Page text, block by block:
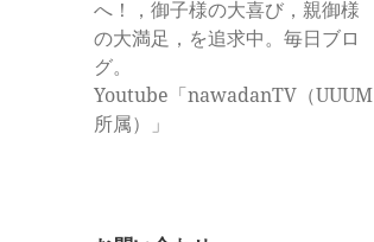
へ！，御子様の大喜び，親御様
の大満足，を追求中。毎日ブロ
グ。
Youtube「nawadanTV（UUUM
所属）」